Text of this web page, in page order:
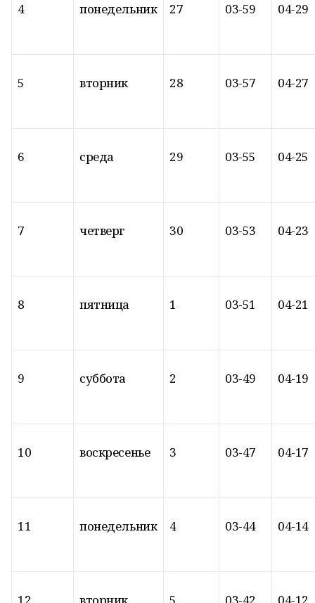
4 понедельник 27 03-59 04-29
5 вторник 28 03-57 04-27
6 среда 29 03-55 04-25
7 четверг 30 03-53 04-23
8 пятница 1 03-51 04-21
9 суббота 2 03-49 04-19
10 воскресенье 3 03-47 04-17
11 понедельник 4 03-44 04-14